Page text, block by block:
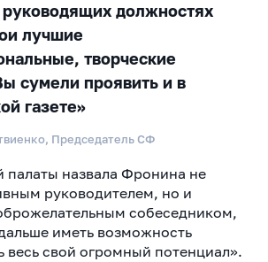
должностях
лучшие
творческие
сумели проявить и в
газете»
Председатель СФ
палаты назвала Фронина не
руководителем, но и
собеседником,
иметь возможность
весь свой огромный потенциал».